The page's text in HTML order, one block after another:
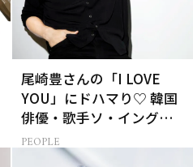
尾崎豊さんの「I LOVE
YOU」にドハマり♡ 韓国
俳優・歌手ソ・イングク
さんの音楽がすべての人
生って？
PEOPLE